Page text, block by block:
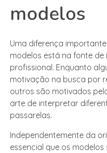
modelos
Uma diferença
modelos está na fonte
profissional. Enquanto
motivação na busca por
outros são motivados
arte de interpretar
passarelas.
Independentemente da
essencial que os